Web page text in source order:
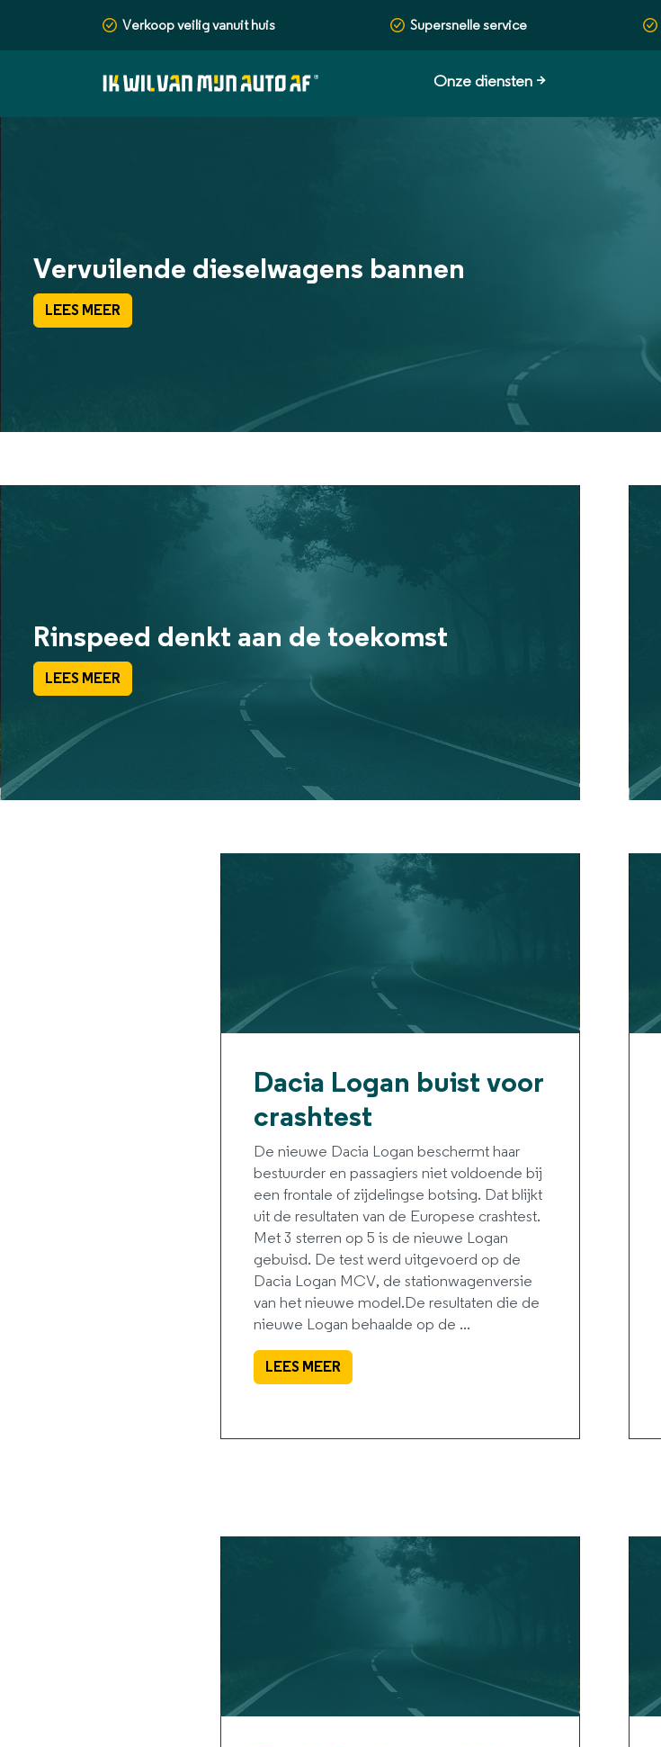
Verkoop veilig vanuit huis Supersnelle service
Onze diensten >
Vervuilende dieselwagens bannen
LEES MEER
Rinspeed denkt aan de toekomst
LEES MEER
Dacia Logan buist voor
crashtest
De nieuwe Dacia Logan beschermt haar
bestuurder en passagiers niet voldoende bij
een frontale of zijdelingse botsing. Dat blijkt
uit de resultaten van de Europese crashtest.
Met 3 sterren op 5 is de nieuwe Logan
gebuisd. De test werd uitgevoerd op de
Dacia Logan MCV, de stationwagenversie
van het nieuwe model.De resultaten die de
nieuwe Logan behaalde op de ...
LEES MEER